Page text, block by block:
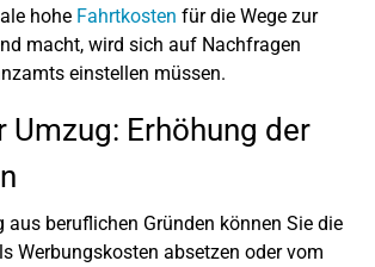
hohe Fahrtkosten für die Wege zur
macht, wird sich auf Nachfragen
einstellen müssen.
Umzug: Erhöhung der
aus beruflichen Gründen können Sie die
Werbungskosten absetzen oder vom